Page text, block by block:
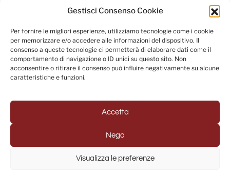
Gestisci Consenso Cookie
Per fornire le migliori esperienze, utilizziamo tecnologie come i cookie
per memorizzare e/o accedere alle informazioni del dispositivo. Il
consenso a queste tecnologie ci permetterà di elaborare dati come il
comportamento di navigazione o ID unici su questo sito. Non
acconsentire o ritirare il consenso può influire negativamente su alcune
caratteristiche e funzioni.
Accetta
Nega
Visualizza le preferenze
Redazione
Categorie
Link utili
Seguici sui social